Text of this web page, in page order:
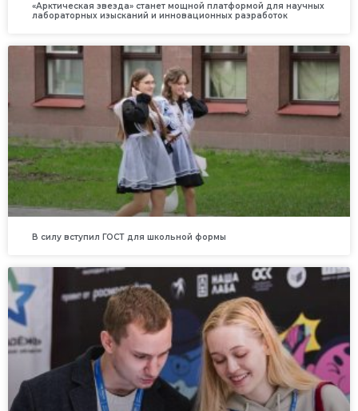
«Арктическая звезда» станет мощной платформой для научных
лабораторных изысканий и инновационных разработок
В силу вступил ГОСТ для школьной формы